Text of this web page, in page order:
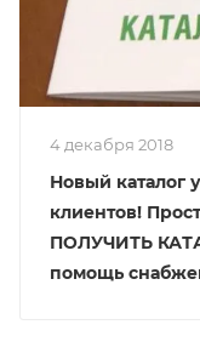
4 декабря 2018
Новый каталог
клиентов!
ПОЛУЧИТЬ
помощь